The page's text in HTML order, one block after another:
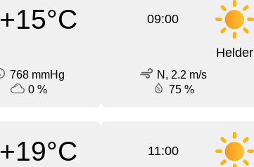
+15°C
768 mmHg
0 %
09:00
Helder
N, 2.2 m/s
75 %
+19°C 11:00